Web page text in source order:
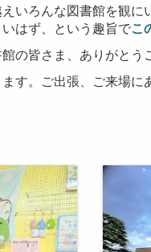
いろんな図書館を観
はず、という趣旨でこ
の皆さま、ありがとう
す。ご出張、ご来場に